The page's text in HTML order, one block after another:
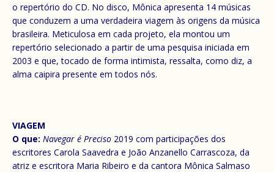
o repertório do CD. No disco, Mônica apresenta 14 músicas
que conduzem a uma verdadeira viagem às origens da música
brasileira. Meticulosa em cada projeto, ela montou um
repertório selecionado a partir de uma pesquisa iniciada em
2003 e que, tocado de forma intimista, ressalta, como diz, a
alma caipira presente em todos nós.
VIAGEM
O que: Navegar é Preciso 2019 com participações dos
escritores Carola Saavedra e João Anzanello Carrascoza, da
atriz e escritora Maria Ribeiro e da cantora Mônica Salmaso